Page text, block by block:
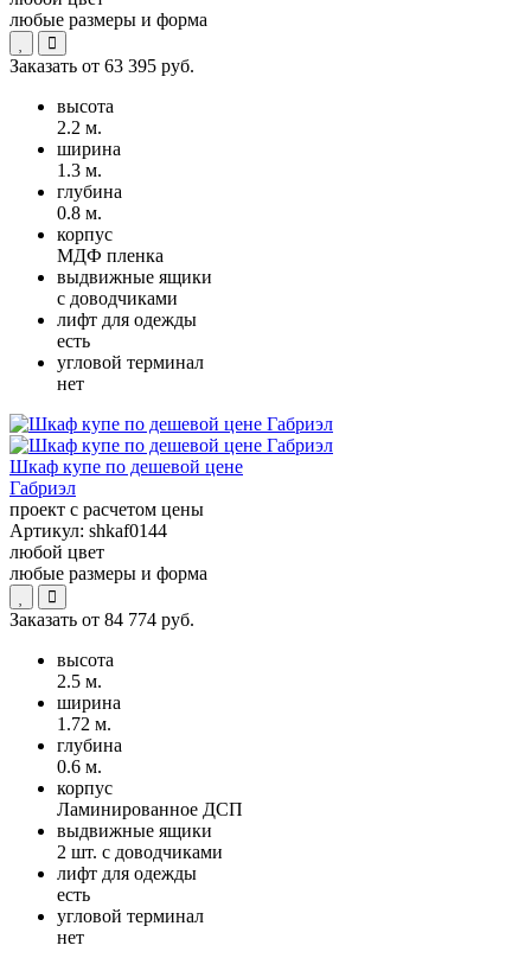
любые размеры и форма
Заказать от 63 395 руб.
высота
2.2 м.
ширина
1.3 м.
глубина
0.8 м.
корпус
МДФ пленка
выдвижные ящики
с доводчиками
лифт для одежды
есть
угловой терминал
нет
Шкаф купе по дешевой цене
Габриэл
проект с расчетом цены
Артикул: shkaf0144
любой цвет
любые размеры и форма
Заказать от 84 774 руб.
высота
2.5 м.
ширина
1.72 м.
глубина
0.6 м.
корпус
Ламинированное ДСП
выдвижные ящики
2 шт. с доводчиками
лифт для одежды
есть
угловой терминал
нет